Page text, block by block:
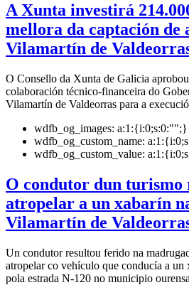
A Xunta investirá
mellora da captación de
Vilamartín de
O Consello da Xunta de Galicia
colaboración técnico-financeira do
Vilamartín de Valdeorras para a
wdfb_og_images: a:1:{i:0;s:0:"";}
wdfb_og_custom_name:
wdfb_og_custom_value:
O condutor dun turismo
atropelar a un xabarín
Vilamartín de
Un condutor resultou ferido na
atropelar co vehículo que conducía a un
pola estrada N-120 no municipio